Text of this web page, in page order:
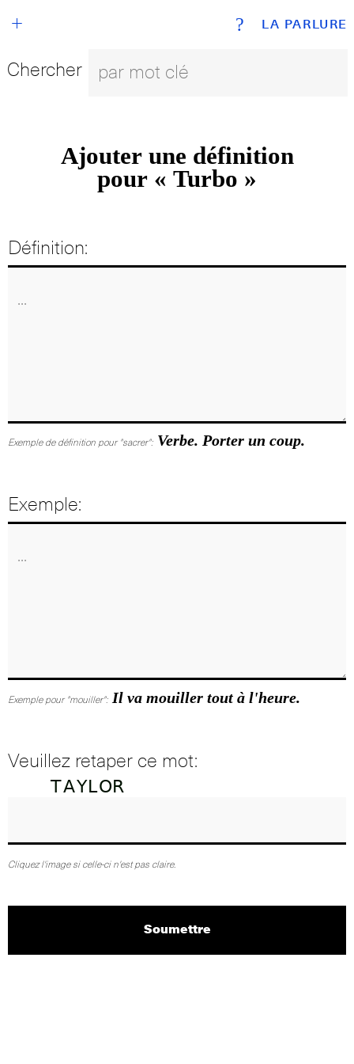
LA PARLURE
+ ?
Chercher
Ajouter une définition
pour « Turbo »
Définition:
Exemple de définition pour "sacrer": Verbe. Porter un coup.
Exemple:
Exemple pour "mouiller": Il va mouiller tout à l'heure.
Veuillez retaper ce mot:
Cliquez l'image si celle-ci n'est pas claire.
Soumettre